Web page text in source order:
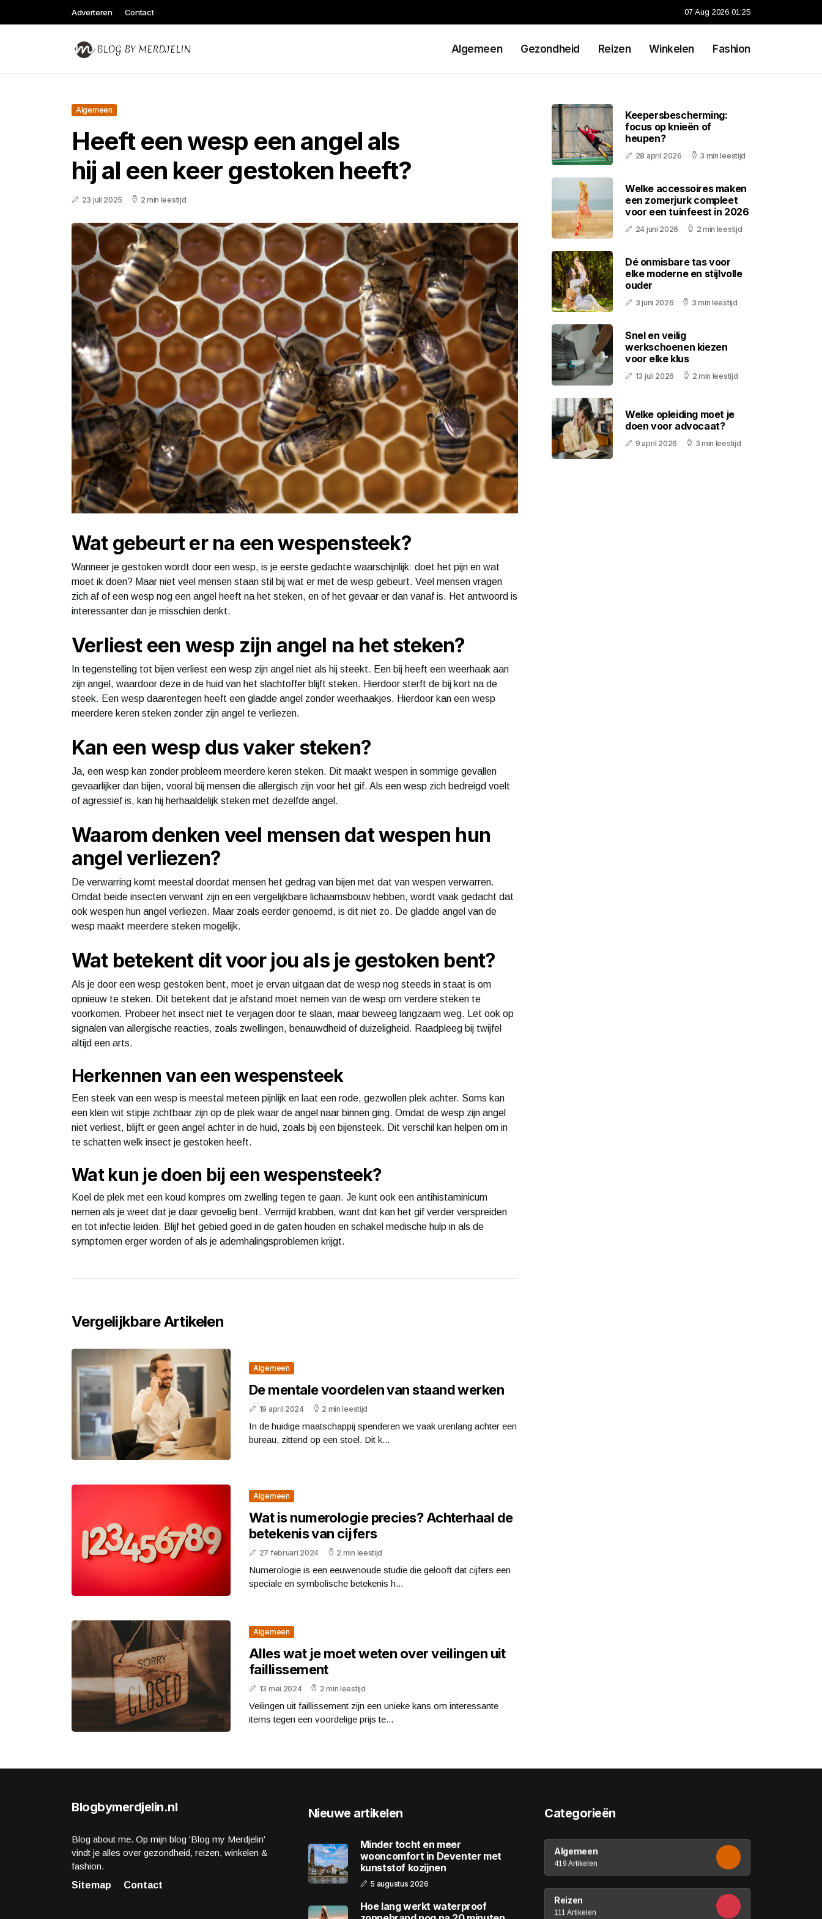
Adverteren Contact 07 Aug 2026 01:25
Algemeen Gezondheid Reizen Winkelen Fashion
Algemeen
Heeft een wesp een angel als
hij al een keer gestoken heeft?
23 juli 2025 2 min leestijd
Wat gebeurt er na een wespensteek?
Wanneer je gestoken wordt door een wesp, is je eerste gedachte waarschijnlijk: doet het pijn en wat
moet ik doen? Maar niet veel mensen staan stil bij wat er met de wesp gebeurt. Veel mensen vragen
zich af of een wesp nog een angel heeft na het steken, en of het gevaar er dan vanaf is. Het antwoord is
interessanter dan je misschien denkt.
Verliest een wesp zijn angel na het steken?
In tegenstelling tot bijen verliest een wesp zijn angel niet als hij steekt. Een bij heeft een weerhaak aan
zijn angel, waardoor deze in de huid van het slachtoffer blijft steken. Hierdoor sterft de bij kort na de
steek. Een wesp daarentegen heeft een gladde angel zonder weerhaakjes. Hierdoor kan een wesp
meerdere keren steken zonder zijn angel te verliezen.
Kan een wesp dus vaker steken?
Ja, een wesp kan zonder probleem meerdere keren steken. Dit maakt wespen in sommige gevallen
gevaarlijker dan bijen, vooral bij mensen die allergisch zijn voor het gif. Als een wesp zich bedreigd voelt
of agressief is, kan hij herhaaldelijk steken met dezelfde angel.
Waarom denken veel mensen dat wespen hun
angel verliezen?
De verwarring komt meestal doordat mensen het gedrag van bijen met dat van wespen verwarren.
Omdat beide insecten verwant zijn en een vergelijkbare lichaamsbouw hebben, wordt vaak gedacht dat
ook wespen hun angel verliezen. Maar zoals eerder genoemd, is dit niet zo. De gladde angel van de
wesp maakt meerdere steken mogelijk.
Wat betekent dit voor jou als je gestoken bent?
Als je door een wesp gestoken bent, moet je ervan uitgaan dat de wesp nog steeds in staat is om
opnieuw te steken. Dit betekent dat je afstand moet nemen van de wesp om verdere steken te
voorkomen. Probeer het insect niet te verjagen door te slaan, maar beweeg langzaam weg. Let ook op
signalen van allergische reacties, zoals zwellingen, benauwdheid of duizeligheid. Raadpleeg bij twijfel
altijd een arts.
Herkennen van een wespensteek
Een steek van een wesp is meestal meteen pijnlijk en laat een rode, gezwollen plek achter. Soms kan
een klein wit stipje zichtbaar zijn op de plek waar de angel naar binnen ging. Omdat de wesp zijn angel
niet verliest, blijft er geen angel achter in de huid, zoals bij een bijensteek. Dit verschil kan helpen om in
te schatten welk insect je gestoken heeft.
Wat kun je doen bij een wespensteek?
Koel de plek met een koud kompres om zwelling tegen te gaan. Je kunt ook een antihistaminicum
nemen als je weet dat je daar gevoelig bent. Vermijd krabben, want dat kan het gif verder verspreiden
en tot infectie leiden. Blijf het gebied goed in de gaten houden en schakel medische hulp in als de
symptomen erger worden of als je ademhalingsproblemen krijgt.
Vergelijkbare Artikelen
Algemeen
De mentale voordelen van staand werken
19 april 2024 2 min leestijd
In de huidige maatschappij spenderen we vaak urenlang achter een
bureau, zittend op een stoel. Dit k...
Algemeen
Wat is numerologie precies? Achterhaal de
betekenis van cijfers
27 februari 2024 2 min leestijd
Numerologie is een eeuwenoude studie die gelooft dat cijfers een
speciale en symbolische betekenis h...
Algemeen
Alles wat je moet weten over veilingen uit
faillissement
13 mei 2024 2 min leestijd
Veilingen uit faillissement zijn een unieke kans om interessante
items tegen een voordelige prijs te...
Keepersbescherming:
focus op knieën of
heupen?
28 april 2026 3 min leestijd
Welke accessoires maken
een zomerjurk compleet
voor een tuinfeest in 2026
24 juni 2026 2 min leestijd
Dé onmisbare tas voor
elke moderne en stijlvolle
ouder
3 juni 2026 3 min leestijd
Snel en veilig
werkschoenen kiezen
voor elke klus
13 juli 2026 2 min leestijd
Welke opleiding moet je
doen voor advocaat?
9 april 2026 3 min leestijd
Blogbymerdjelin.nl
Blog about me. Op mijn blog 'Blog my Merdjelin'
vindt je alles over gezondheid, reizen, winkelen &
fashion.
Sitemap
Contact
Nieuwe artikelen
Minder tocht en meer
wooncomfort in Deventer met
kunststof kozijnen
5 augustus 2026
Hoe lang werkt waterproof
Categorieën
Algemeen
419 Artikelen
Reizen
111 Artikelen